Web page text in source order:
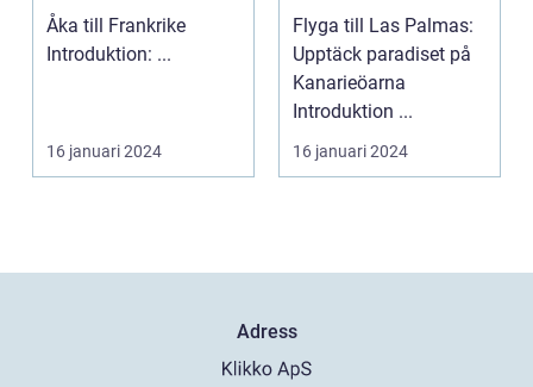
Åka till Frankrike
Introduktion: ...
16 januari 2024
destination
Flyga till Las Palmas:
Upptäck paradiset på
Kanarieöarna
Introduktion ...
16 januari 2024
Adress